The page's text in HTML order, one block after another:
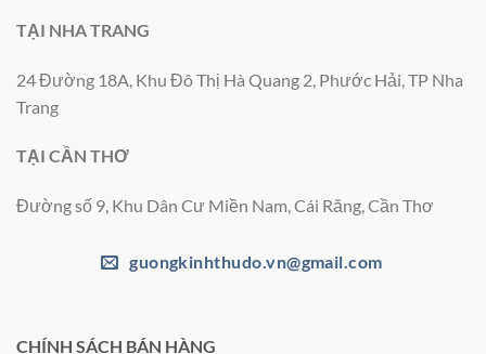
TẠI NHA TRANG
24 Đường 18A, Khu Đô Thị Hà Quang 2, Phước Hải, TP Nha
Trang
TẠI CẦN THƠ
Đường số 9, Khu Dân Cư Miền Nam, Cái Răng, Cần Thơ
guongkinhthudo.vn@gmail.com
CHÍNH SÁCH BÁN HÀNG